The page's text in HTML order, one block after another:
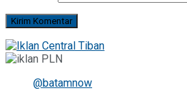
@batamnow